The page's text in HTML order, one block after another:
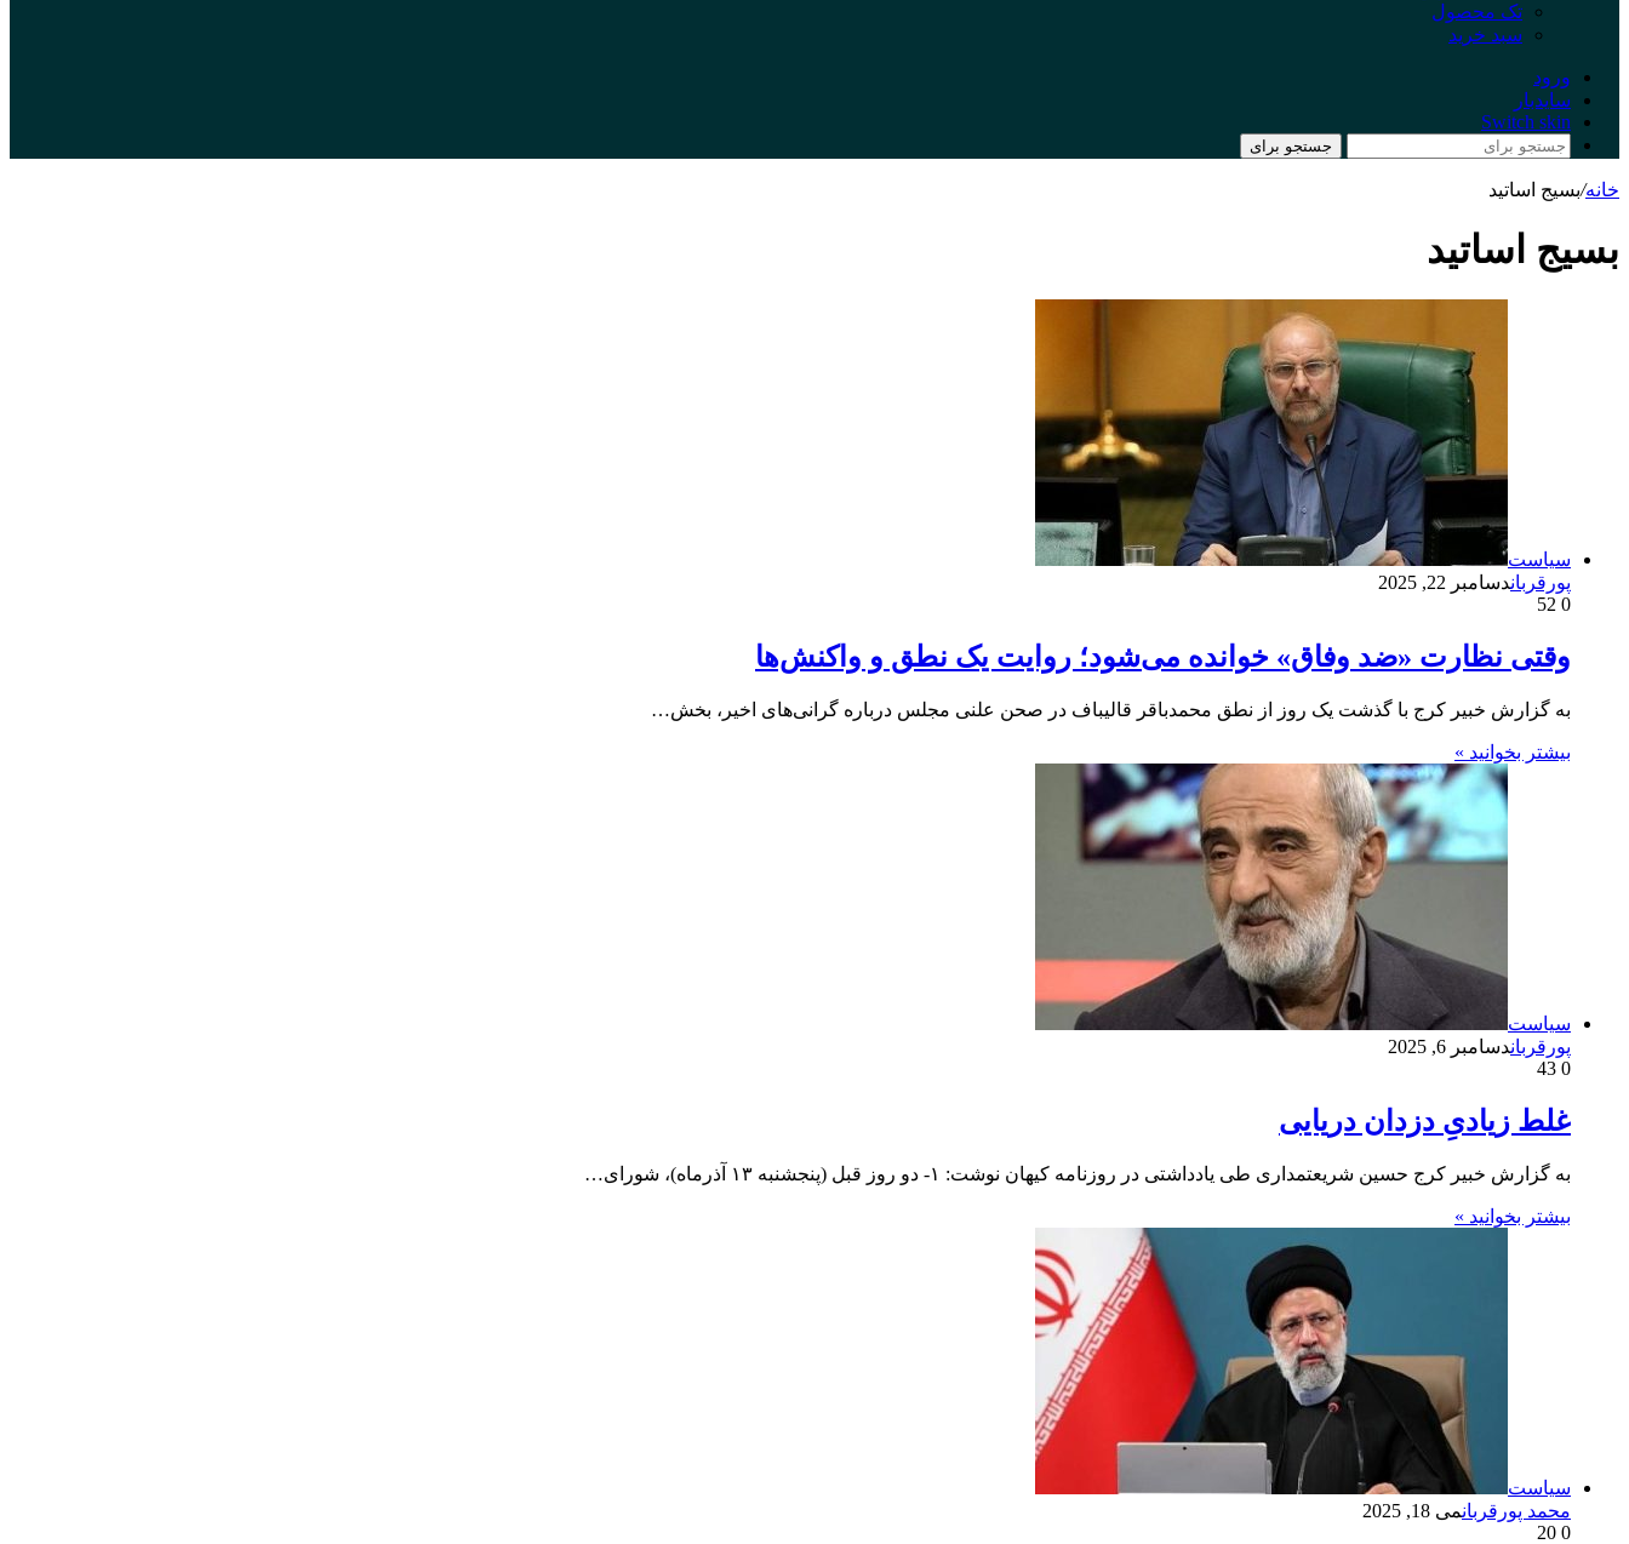
تک محصول
سبد خرید
ورود
سایدبار
Switch skin
جستجو برای
خانه/بسیج اساتید
بسیج اساتید
سیاست
پورقرباندسامبر 22, 2025
0
وقتی نظارت «ضد وفاق» خوانده می‌شود؛ روایت یک نطق و واکنش‌ها
به گزارش خبیر کرج با گذشت یک روز از نطق محمدباقر قالیباف در صحن علنی مجلس درباره گرانی‌های اخیر، بخش…
بیشتر بخوانید »
سیاست
پورقرباندسامبر 6, 2025
0
غلط زیادیِ دزدان دریایی
به گزارش خبیر کرج حسین شریعتمداری طی یادداشتی در روزنامه کیهان نوشت: ۱- دو روز قبل (پنجشنبه ۱۳ آذرماه‌)، شورای…
بیشتر بخوانید »
سیاست
محمد پورقربانمی 18, 2025
0